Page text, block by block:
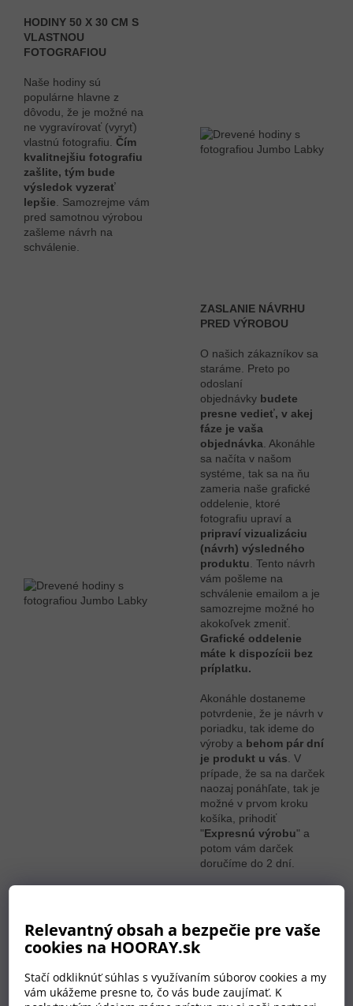
Relevantný obsah a bezpečie pre vaše
cookies na HOORAY.sk
Stačí odkliknúť súhlas s využívaním súborov cookies a my
vám ukážeme presne to, čo vás bude zaujímať. K
HODINY 50 X 30 CM S
VLASTNOU
FOTOGRAFIOU
Naše hodiny sú
populárne hlavne z
dôvodu, že je možné na
ne vygravírovať (vyryť)
vlastnú fotografiu. Čím
kvalitnejšiu fotografiu
zašlite, tým bude
výsledok vyzerať
lepšie . Samozrejme vám
pred samotnou výrobou
zašleme návrh na
schválenie.
ZASLANIE NÁVRHU
PRED VÝROBOU
O našich zákazníkov sa
staráme. Preto po
odoslaní
objednávky budete
presne vedieť, v akej
fáze je vaša
objednávka . Akonáhle
sa načíta v našom
systéme, tak sa na ňu
zameria naše grafické
oddelenie, ktoré
fotografiu upraví a
pripraví vizualizáciu
(návrh) výsledného
produktu . Tento návrh
vám pošleme na
schválenie emailom a je
samozrejme možné ho
akokoľvek zmeniť.
Grafické oddelenie
máte k dispozícii bez
príplatku.
Akonáhle dostaneme
potvrdenie, že je návrh v
poriadku, tak ideme do
výroby a behom pár dní
je produkt u vás . V
prípade, že sa na darček
naozaj ponáhľate, tak je
možné v prvom kroku
košíka, prihodiť
"Expresnú výrobu" a
potom vám darček
doručíme do 2 dní.